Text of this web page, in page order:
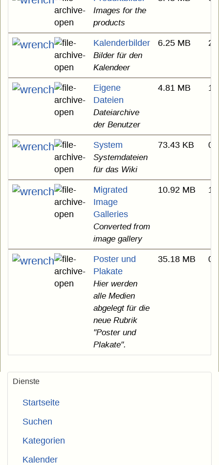
Images for the
products
Kalenderbilder
Bilder für den
Kalendeer
6.25 MB
Eigene
Dateien
Dateiarchive
der Benutzer
4.81 MB
System
Systemdateien
für das Wiki
73.43 KB
Migrated
Image
Galleries
Converted from
image gallery
10.92 MB
Poster und
Plakate
Hier werden
alle Medien
abgelegt für die
neue Rubrik
"Poster und
Plakate".
35.18 MB
Dienste
Startseite
Suchen
Kategorien
Kalender